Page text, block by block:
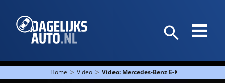
Home > Video > Video: Mercedes-Benz E-Klasse Estate